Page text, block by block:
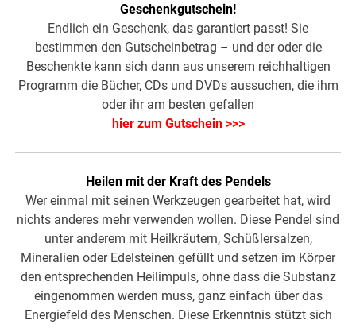
Geschenkgutschein!
Endlich ein Geschenk, das garantiert passt! Sie
bestimmen den Gutscheinbetrag – und der oder die
Beschenkte kann sich dann aus unserem reichhaltigen
Programm die Bücher, CDs und DVDs aussuchen, die ihm
oder ihr am besten gefallen
hier zum Gutschein >>>
Heilen mit der Kraft des Pendels
Wer einmal mit seinen Werkzeugen gearbeitet hat, wird
nichts anderes mehr verwenden wollen. Diese Pendel sind
unter anderem mit Heilkräutern, Schüßlersalzen,
Mineralien oder Edelsteinen gefüllt und setzen im Körper
den entsprechenden Heilimpuls, ohne dass die Substanz
eingenommen werden muss, ganz einfach über das
Energiefeld des Menschen. Diese Erkenntnis stützt sich